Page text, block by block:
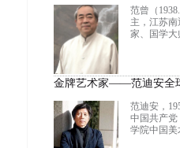
范曾（
主，江苏
家、国学
国教科文组
伯塔大学荣
书画、文
家，平生
金牌艺术家——范迪安全
范迪安，
中国共产党
学院中国